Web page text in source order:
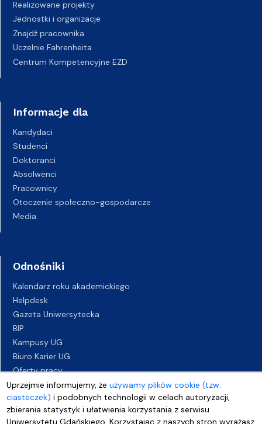
Uprzejmie informujemy, żeużywamy plików cookie (tzw.
ciasteczek) i podobnych technologii w celach autoryzacji,
zbierania statystyk i ułatwienia korzystania z serwisu
Uniwersytetu Gdańskiego. Korzystając z naszych stron wyrażasz
Realizowane projekty
Jednostki i organizacje
Znajdź pracownika
Uczelnie Fahrenheita
Centrum Kompetencyjne EZD
Informacje dla
Kandydaci
Studenci
Doktoranci
Absolwenci
Pracownicy
Otoczenie społeczno-gospodarcze
Media
Odnośniki
Kalendarz roku akademickiego
Helpdesk
Gazeta Uniwersytecka
BIP
Kampusy UG
Biuro Karier UG
Oferty pracy
Deklaracja dostępności